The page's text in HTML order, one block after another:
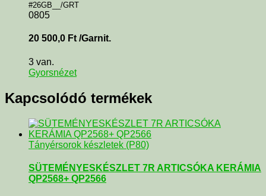
#26GB__/GRT
0805
20 500,0 Ft /Garnit.
3 van.
Gyorsnézet
Kapcsolódó termékek
Tányérsorok készletek (P80)
SÜTEMÉNYESKÉSZLET 7R ARTICSÓKA KERÁMIA
QP2568+ QP2566